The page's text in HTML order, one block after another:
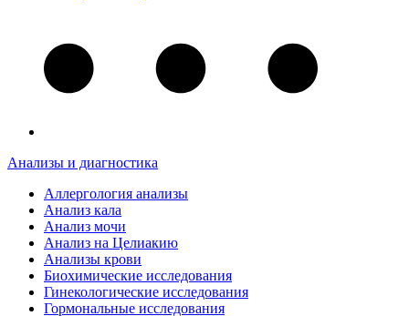
Анализы и диагностика
Аллергология анализы
Анализ кала
Анализ мочи
Анализ на Целиакию
Анализы крови
Биохимические исследования
Гинекологические исследования
Гормональные исследования